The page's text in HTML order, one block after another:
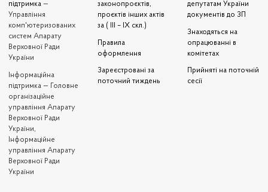
підтримка —
Управління
комп'ютеризованих
систем Апарату
Верховної Ради
України
Iнформаційна
підтримка — Головне
організаційне
управління Апарату
Верховної Ради
України,
Інформаційне
управління Апарату
Верховної Ради
України
законопроєктів,
проєктів інших актів
за ( III – IX скл.)
Правила
оформлення
Зареєстровані за
поточний тиждень
депутатам України
документів до ЗП
Знаходяться на
опрацюванні в
комітетах
Прийняті на поточній
сесії